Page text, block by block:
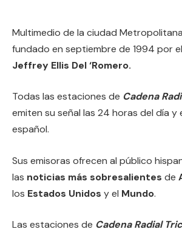
Multimedio de la ciudad
fundado en septiembre de 1994 por
Jeffrey Ellis Del ‘Romero.
Todas las estaciones de Cadena
emiten su señal las 24 horas del día y
español.
Sus emisoras ofrecen al público
las noticias más sobresalientes de
los Estados Unidos y el Mundo.
Las estaciones de Cadena Radial